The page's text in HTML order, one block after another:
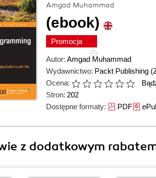
Amgad Muhammad
(ebook)
Promocja
Autor: Amgad Muhammad
Wydawnictwo: Packt Publishing
Ocena:
Stron: 202
Dostępne formaty: PDF
z dodatkowym